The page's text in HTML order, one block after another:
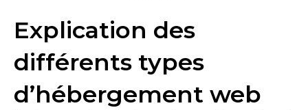
Explication des
différents types
d’hébergement web